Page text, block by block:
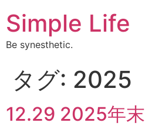
Simple Life
Be synesthetic.
タグ: 2025
12.29 2025年末